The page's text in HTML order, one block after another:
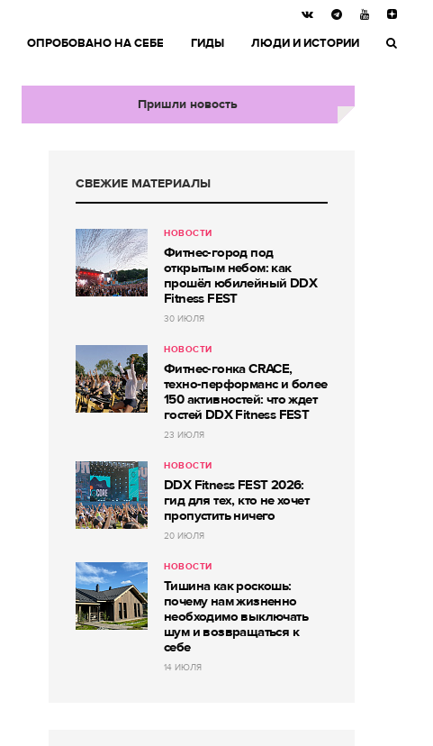
ОПРОБОВАНО НА СЕБЕ ГИДЫ ЛЮДИ И ИСТОРИИ
Пришли новость
СВЕЖИЕ МАТЕРИАЛЫ
НОВОСТИ
Фитнес-город под
открытым небом: как
прошёл юбилейный DDX
Fitness FEST
30 ИЮЛЯ
НОВОСТИ
Фитнес-гонка CRACE,
техно-перформанс и более
150 активностей: что ждет
гостей DDX Fitness FEST
23 ИЮЛЯ
НОВОСТИ
DDX Fitness FEST 2026:
гид для тех, кто не хочет
пропустить ничего
20 ИЮЛЯ
НОВОСТИ
Тишина как роскошь:
почему нам жизненно
необходимо выключать
шум и возвращаться к
себе
14 ИЮЛЯ